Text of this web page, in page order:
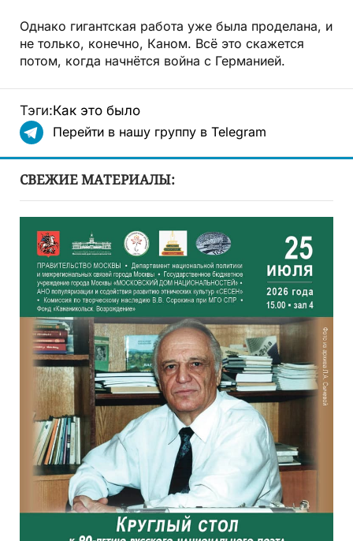
Однако гигантская работа уже была проделана, и
не только, конечно, Каном. Всё это скажется
потом, когда начнётся война с Германией.
Тэги:Как это было
Перейти в нашу группу в Telegram
СВЕЖИЕ МАТЕРИАЛЫ: